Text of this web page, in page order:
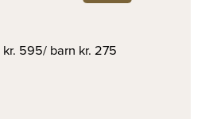
595/ barn kr. 275